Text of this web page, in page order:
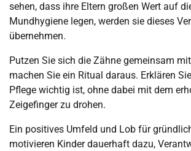
sehen, dass ihre Eltern großen Wert auf
Mundhygiene legen, werden sie dieses
übernehmen.
Putzen Sie sich die Zähne gemeinsam
machen Sie ein Ritual daraus. Erklären
Pflege wichtig ist, ohne dabei mit dem
Zeigefinger zu drohen.
Ein positives Umfeld und Lob für
motivieren Kinder dauerhaft dazu,